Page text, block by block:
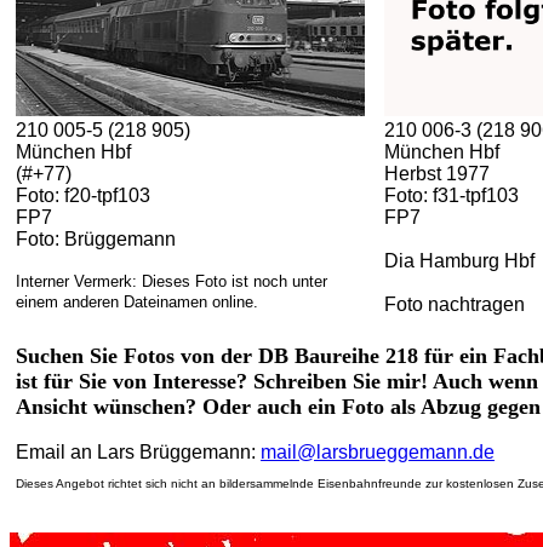
210 005-5 (218 905)
München Hbf
(#+77)
Foto: f20-tpf103
FP7
Foto: Brüggemann
Interner Vermerk: Dieses Foto ist noch unter
einem anderen Dateinamen online.
210 006-3 (218
München Hbf
Herbst 1977
Foto: f31-tpf103
FP7
Dia Hamburg Hbf
Foto nachtragen
Suchen Sie Fotos von der DB Baureihe 218 für ein
ist für Sie von Interesse? Schreiben Sie mir! Auch
Ansicht wünschen? Oder auch ein Foto als Abzug
Email an Lars Brüggemann: mail@larsbrueggemann.de
Dieses Angebot richtet sich nicht an bildersammelnde Eisenbahnfreunde zur kostenlosen